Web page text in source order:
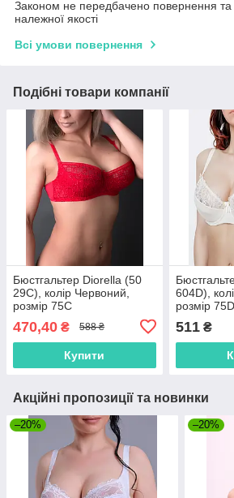
Законом не передбачено повернення та
належної якості
Всі умови повернення
Подібні товари компанії
Бюстгальтер Diorella (50
29C), колір Червоний,
розмір 75C
470,40 ₴ 588 ₴
Купити
604D),
розмір 75D
511₴
Акційні пропозиції та новинки
–20% –20%